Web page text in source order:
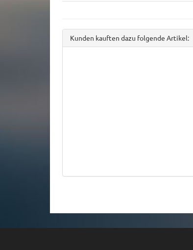
Kunden kauften dazu folgende Artikel: